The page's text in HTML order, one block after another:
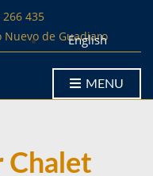
435
Nuevo de Guadiaro
English
MENU
Chalet